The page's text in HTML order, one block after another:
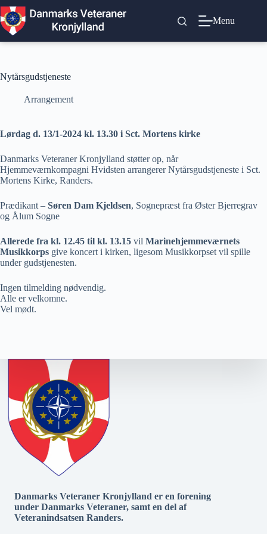
Fortsæt
til
indhold
Menu
Nytårsgudstjeneste
Arrangement
Lørdag d. 13/1-2024 kl. 13.30 i Sct. Mortens kirke
Danmarks Veteraner Kronjylland støtter op, når
Hjemmeværnkompagni Hvidsten arrangerer Nytårsgudstjeneste i Sct.
Mortens Kirke, Randers.
Prædikant – Søren Dam Kjeldsen, Sognepræst fra Øster Bjerregrav
og Ålum Sogne
Allerede fra kl. 12.45 til kl. 13.15 vil Marinehjemmeværnets
Musikkorps give koncert i kirken, ligesom Musikkorpset vil spille
under gudstjenesten.
Ingen tilmelding nødvendig.
Alle er velkomne.
Vel mødt.
Danmarks Veteraner Kronjylland er en forening
under Danmarks Veteraner, samt en del af
Veteranindsatsen Randers.